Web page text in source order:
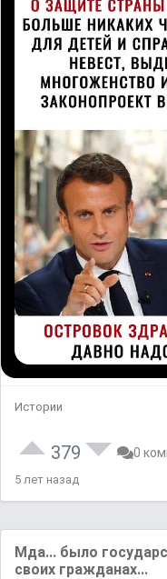
Истории
379 0
5 лет назад
Мда... было
своих гражданах...